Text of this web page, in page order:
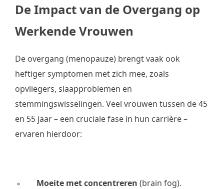
De Impact van de Overgang op
Werkende Vrouwen
De overgang (menopauze) brengt vaak ook
heftiger symptomen met zich mee, zoals
opvliegers, slaapproblemen en
stemmingswisselingen. Veel vrouwen tussen de 45
en 55 jaar – een cruciale fase in hun carrière –
ervaren hierdoor:
Moeite met concentreren (brain fog).